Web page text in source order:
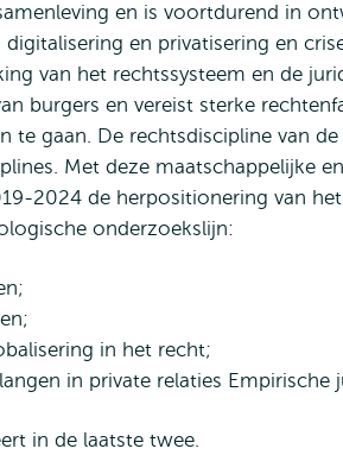
en is voortdurend in
en privatisering en
van het rechtssysteem en de
burgers en vereist sterke
te gaan. De rechtsdiscipline van
Met deze maatschappelijke
2024 de herpositionering van
onderzoekslijn:
in het recht;
in private relaties Empirische
in de laatste twee.